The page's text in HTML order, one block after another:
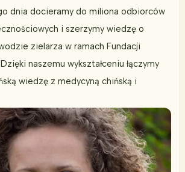
dnia docieramy do miliona odbiorców
i szerzymy wiedzę o
zielarza w ramach Fundacji
naszemu wykształceniu łączymy
wiedzę z medycyną chińską i